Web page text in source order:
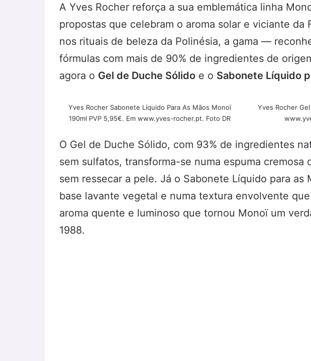
A Yves Rocher reforça a sua emblemática linha
propostas que celebram o aroma solar e viciante da
nos rituais de beleza da Polinésia, a gama —
fórmulas com mais de 90% de ingredientes de
agora o Gel de Duche Sólido e o Sabonete Líquido
Yves Rocher Sabonete Líquido Para As Mãos Monoï
190ml PVP 5,95€. Em www.yves-rocher.pt. Foto DR
Yves Rocher
O Gel de Duche Sólido, com 93% de ingredientes
sem sulfatos, transforma-se numa espuma cremosa
sem ressecar a pele. Já o Sabonete Líquido para as
base lavante vegetal e numa textura envolvente
aroma quente e luminoso que tornou Monoï um
1988.